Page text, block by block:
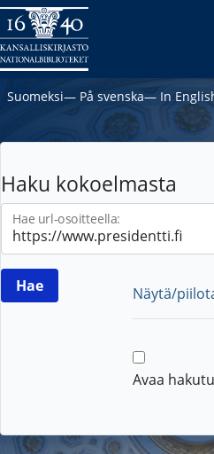
Suomeksi― På svenska― In
Haku kokoelmasta
Hae url-osoitteella:
Näytä/
Avaa